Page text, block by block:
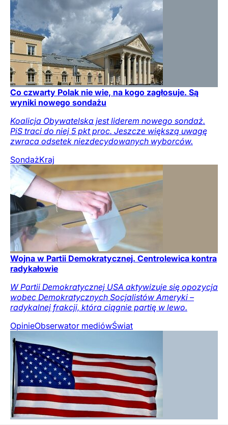
Co czwarty Polak nie wie, na kogo zagłosuje. Są
wyniki nowego sondażu
Koalicja Obywatelska jest liderem nowego sondaż.
PiS traci do niej 5 pkt proc. Jeszcze większą uwagę
zwraca odsetek niezdecydowanych wyborców.
SondażKraj
Wojna w Partii Demokratycznej. Centrolewica kontra
radykałowie
W Partii Demokratycznej USA aktywizuje się opozycja
wobec Demokratycznych Socjalistów Ameryki –
radykalnej frakcji, która ciągnie partię w lewo.
OpinieObserwator mediówŚwiat